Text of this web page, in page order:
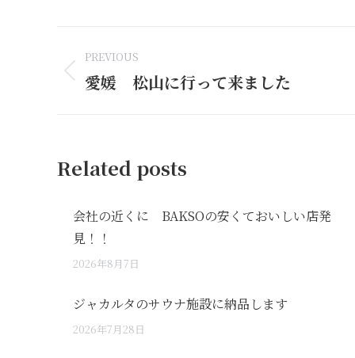
Post
navigation
PREVIOUS
Previous
愛媛 松山に行って来ました
Related posts
会社の近くに BAKSOの安くておいしい店発
見！！
2026年8月7日
ジャカルタのサウナ施設に納品します
2026年7月28日